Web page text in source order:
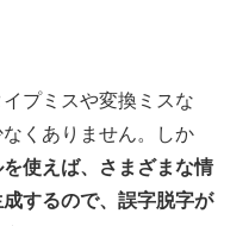
プミスや変換ミスな
くありません。しか
使えば、さまざまな情
するので、誤字脱字が